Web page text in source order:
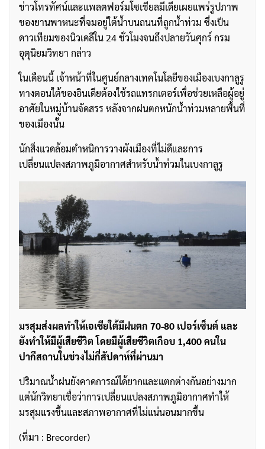
ข่าวโทรทัศน์และแพลตฟอร์มโซเชียลมีเดียเผยแพร่รูปภาพ
ของยานพาหนะที่จมอยู่ใต้น้ำบนถนนที่ถูกน้ำท่วม ซึ่งเป็น
ดาวเทียมของนิวเดลีใน 24 ชั่วโมงจนถึงปลายวันศุกร์ กรม
อุตุนิยมวิทยา กล่าว
ในเดือนนี้ เจ้าหน้าที่ในศูนย์กลางเทคโนโลยีของเมืองเบงกาลูรู
ทางตอนใต้ของอินเดียต้องใช้รถแทรกเตอร์เพื่อช่วยเหลือผู้อยู่
อาศัยในหมู่บ้านจัดสรร หลังจากฝนตกหนักน้ำท่วมหลายพื้นที่
ของเมืองนั้น
นักสิ่งแวดล้อมตำหนิการวางผังเมืองที่ไม่ดีและการ
เปลี่ยนแปลงสภาพภูมิอากาศสำหรับน้ำท่วมในเบงกาลูรู
มรสุมส่งผลทำให้เอเชียใต้มีฝนตก 70-80 เปอร์เซ็นต์ และ
ยังทำให้มีผู้เสียชีวิต โดยมีผู้เสียชีวิตเกือบ 1,400 คนใน
ปากีสถานในช่วงไม่กี่สัปดาห์ที่ผ่านมา
ปริมาณน้ำฝนยังคาดการณ์ได้ยากและแตกต่างกันอย่างมาก
แต่นักวิทยาเชื่อว่าการเปลี่ยนแปลงสภาพภูมิอากาศทำให้
มรสุมแรงขึ้นและสภาพอากาศที่ไม่แน่นอนมากขึ้น
(ที่มา : Brecorder)